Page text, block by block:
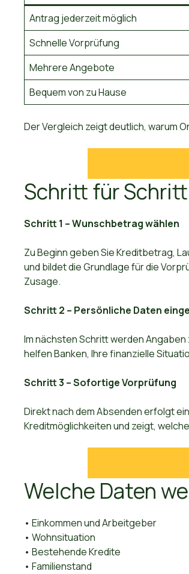
Antrag jederzeit möglich
Schnelle Vorprüfung
Mehrere Angebote
Bequem von zu Hause
Der Vergleich zeigt deutlich, warum
Schritt für
Schritt 1 – Wunschbetrag wählen
Zu Beginn geben Sie Kreditbetrag,
und bildet die Grundlage für die
Zusage.
Schritt 2 – Persönliche Daten
Im nächsten Schritt werden
helfen Banken, Ihre finanzielle
Schritt 3 – Sofortige Vorprüfung
Direkt nach dem Absenden erfolgt
Kreditmöglichkeiten und zeigt,
Welche Daten
• Einkommen und Arbeitgeber
• Wohnsituation
• Bestehende Kredite
• Familienstand